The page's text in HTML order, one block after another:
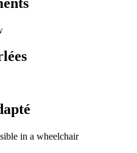
in a wheelchair